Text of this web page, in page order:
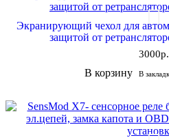
Экранирующий чехол для
защитой от
3000р.
В корзину В